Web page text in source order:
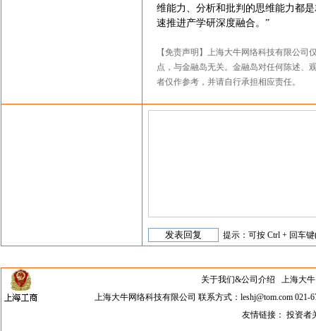
维能力、分析和批判的思维能力都
速推进产学研深度融合。”
【免责声明】上海大牛网络科技有限公
点，与金融岛无关。金融岛对任何陈述、
者仅作参考，并请自行承担相应责任。
提示：可按 Ctrl + 回车
关于我们&公司介绍 上海大牛
上海大牛网络科技有限公司 联系方式：leshj@tom.com
友情链接：投资者